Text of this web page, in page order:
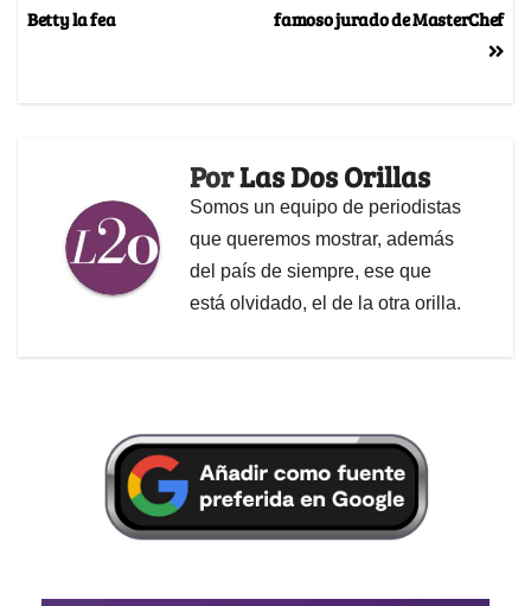
famoso jurado de MasterChef
Betty la fea
PorLas Dos Orillas
Somos un equipo de periodistas
que queremos mostrar, además
del país de siempre, ese que
está olvidado, el de la otra orilla.